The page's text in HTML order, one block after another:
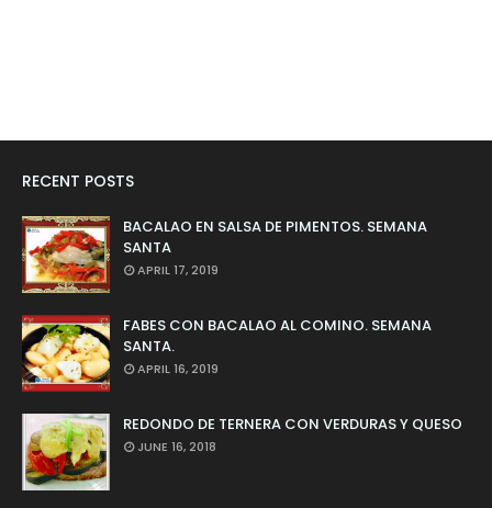
RECENT POSTS
BACALAO EN SALSA DE PIMENTOS. SEMANA
SANTA
APRIL 17, 2019
FABES CON BACALAO AL COMINO. SEMANA
SANTA.
APRIL 16, 2019
REDONDO DE TERNERA CON VERDURAS Y QUESO
JUNE 16, 2018